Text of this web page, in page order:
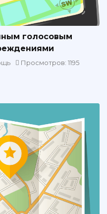
голосовым
Просмотров: 1195